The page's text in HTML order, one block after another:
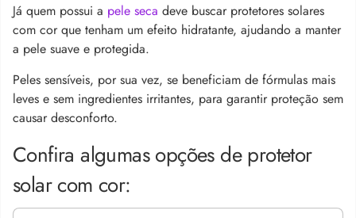
Já quem possui a pele seca deve buscar protetores solares
com cor que tenham um efeito hidratante, ajudando a manter
a pele suave e protegida.
Peles sensíveis, por sua vez, se beneficiam de fórmulas mais
leves e sem ingredientes irritantes, para garantir proteção sem
causar desconforto.
Confira algumas opções de protetor
solar com cor: